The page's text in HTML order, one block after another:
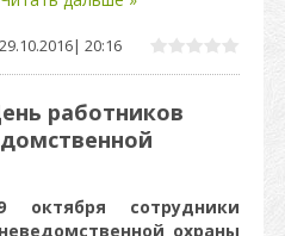
29.10.2016| 20:16
работников
октября сотрудники
охраны